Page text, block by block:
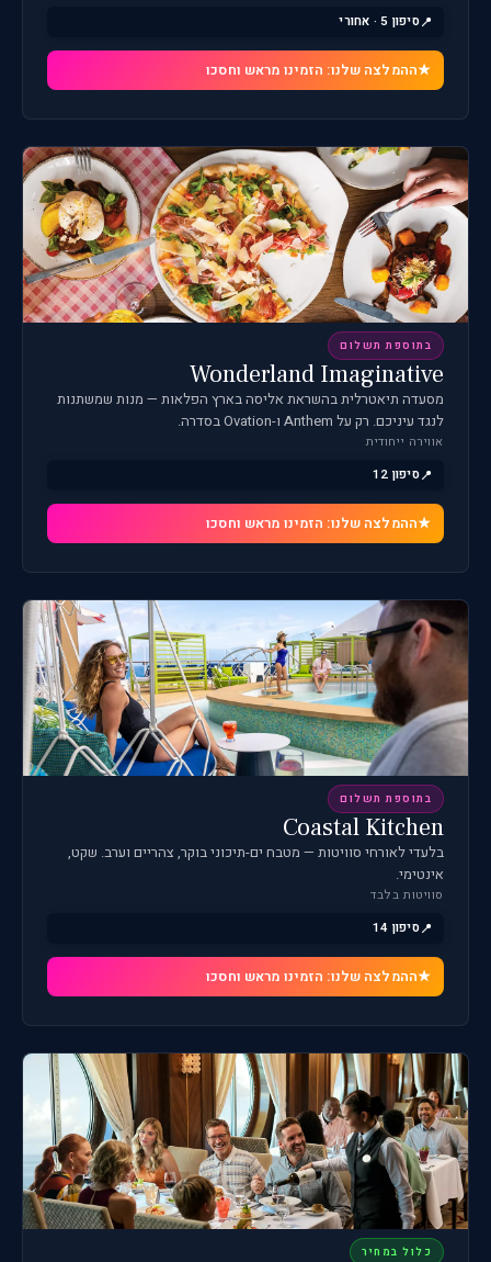
סיפון 5 · אחורי
ההמלצה שלנו: הזמינו מראש וחסכו
בתוספת תשלום
Wonderland Imaginative
מסעדה תיאטרלית בהשראת אליסה בארץ הפלאות — מנות שמשתנות
לנגד עיניכם. רק על Anthem ו-Ovation בסדרה.
אווירה ייחודית
סיפון 12
ההמלצה שלנו: הזמינו מראש וחסכו
בתוספת תשלום
Coastal Kitchen
בלעדי לאורחי סוויטות — מטבח ים-תיכוני בוקר, צהריים וערב. שקט,
אינטימי.
סוויטות בלבד
סיפון 14
ההמלצה שלנו: הזמינו מראש וחסכו
כלול במחיר